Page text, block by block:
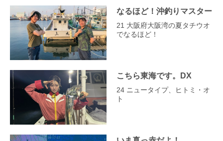
なるほど！沖釣りマスター
21 大阪府大阪湾の夏タチウオ
でなるほど！
こちら東海です。DX
24 ニュータイプ、ヒトミ・オ
ト